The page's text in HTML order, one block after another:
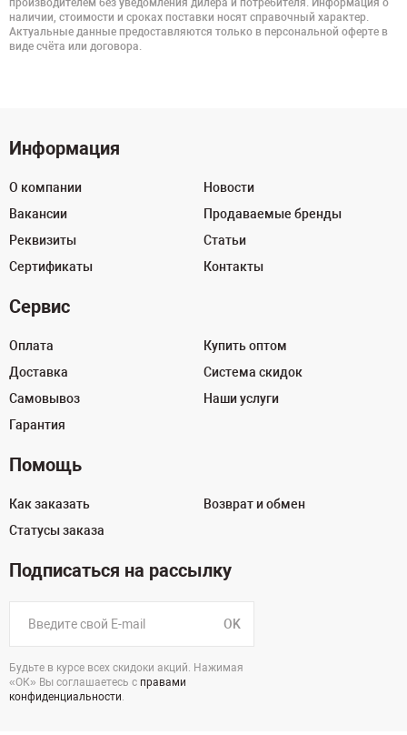
производителем без уведомления дилера и потребителя. Информация о
наличии, стоимости и сроках поставки носят справочный характер.
Актуальные данные предоставляются только в персональной оферте в
виде счёта или договора.
Информация
О компании
Вакансии
Реквизиты
Сертификаты
Новости
Продаваемые бренды
Статьи
Контакты
Сервис
Оплата
Доставка
Самовывоз
Гарантия
Купить оптом
Система скидок
Наши услуги
Помощь
Как заказать
Статусы заказа
Возврат и обмен
Подписаться на рассылку
OK
Будьте в курсе всех скидоки акций. Нажимая
«ОК» Вы соглашаетесь с правами
конфиденциальности.